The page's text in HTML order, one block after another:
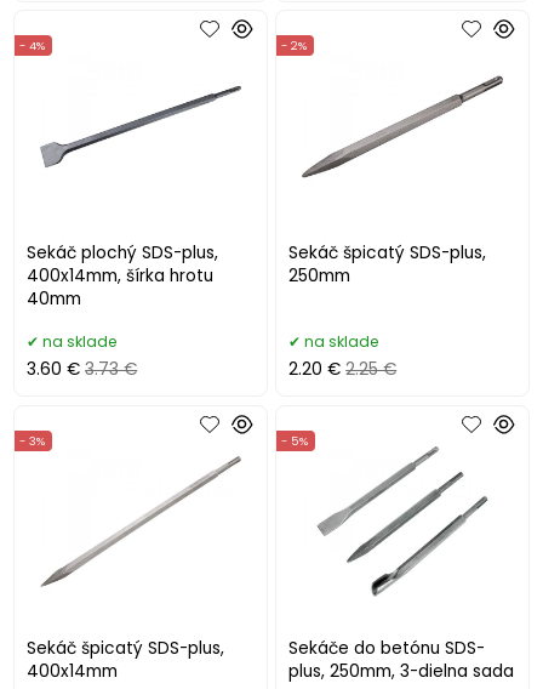
Sekáč plochý SDS-plus,
400x14mm, šírka hrotu
40mm
- 4%
na sklade
3.60 € 3.73 €
Sekáč špicatý SDS-plus,
250mm
- 2%
na sklade
2.20 € 2.25 €
Sekáč špicatý SDS-plus,
400x14mm
- 3%
Sekáče do betónu SDS-
plus, 250mm, 3-dielna sada
- 5%